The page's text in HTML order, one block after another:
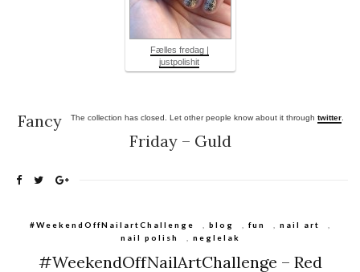
Fælles fredag |
justpolishit
The collection has closed. Let other people know about it through twitter
Fancy
Friday – Guld
#WeekendOffNailartChallenge blog fun nail art
nail polish
neglelak
#WeekendOffNailArtChallenge – Red